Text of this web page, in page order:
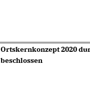
Ortskernkonzept 2020
beschlossen